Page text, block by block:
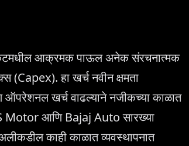
आक्रमक पाऊल अनेक संरचनात्मक
(Capex). हा खर्च नवीन क्षमता
खर्च वाढल्याने नजीकच्या काळात
Motor आणि Bajaj Auto सारख्या
काही काळात व्यवस्थापनात